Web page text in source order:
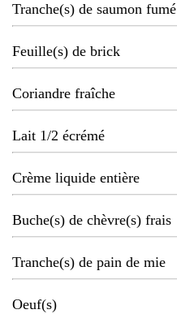
Tranche(s) de saumon fumé
Feuille(s) de brick
Coriandre fraîche
Lait 1/2 écrémé
Crème liquide entière
Buche(s) de chèvre(s) frais
Tranche(s) de pain de mie
Oeuf(s)